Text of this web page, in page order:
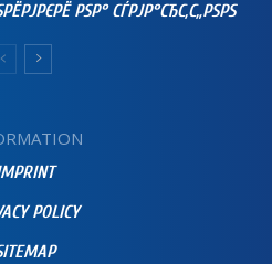
РЅР° СЃРЈР°СЂС‚С„РЅРЅ
POLICY